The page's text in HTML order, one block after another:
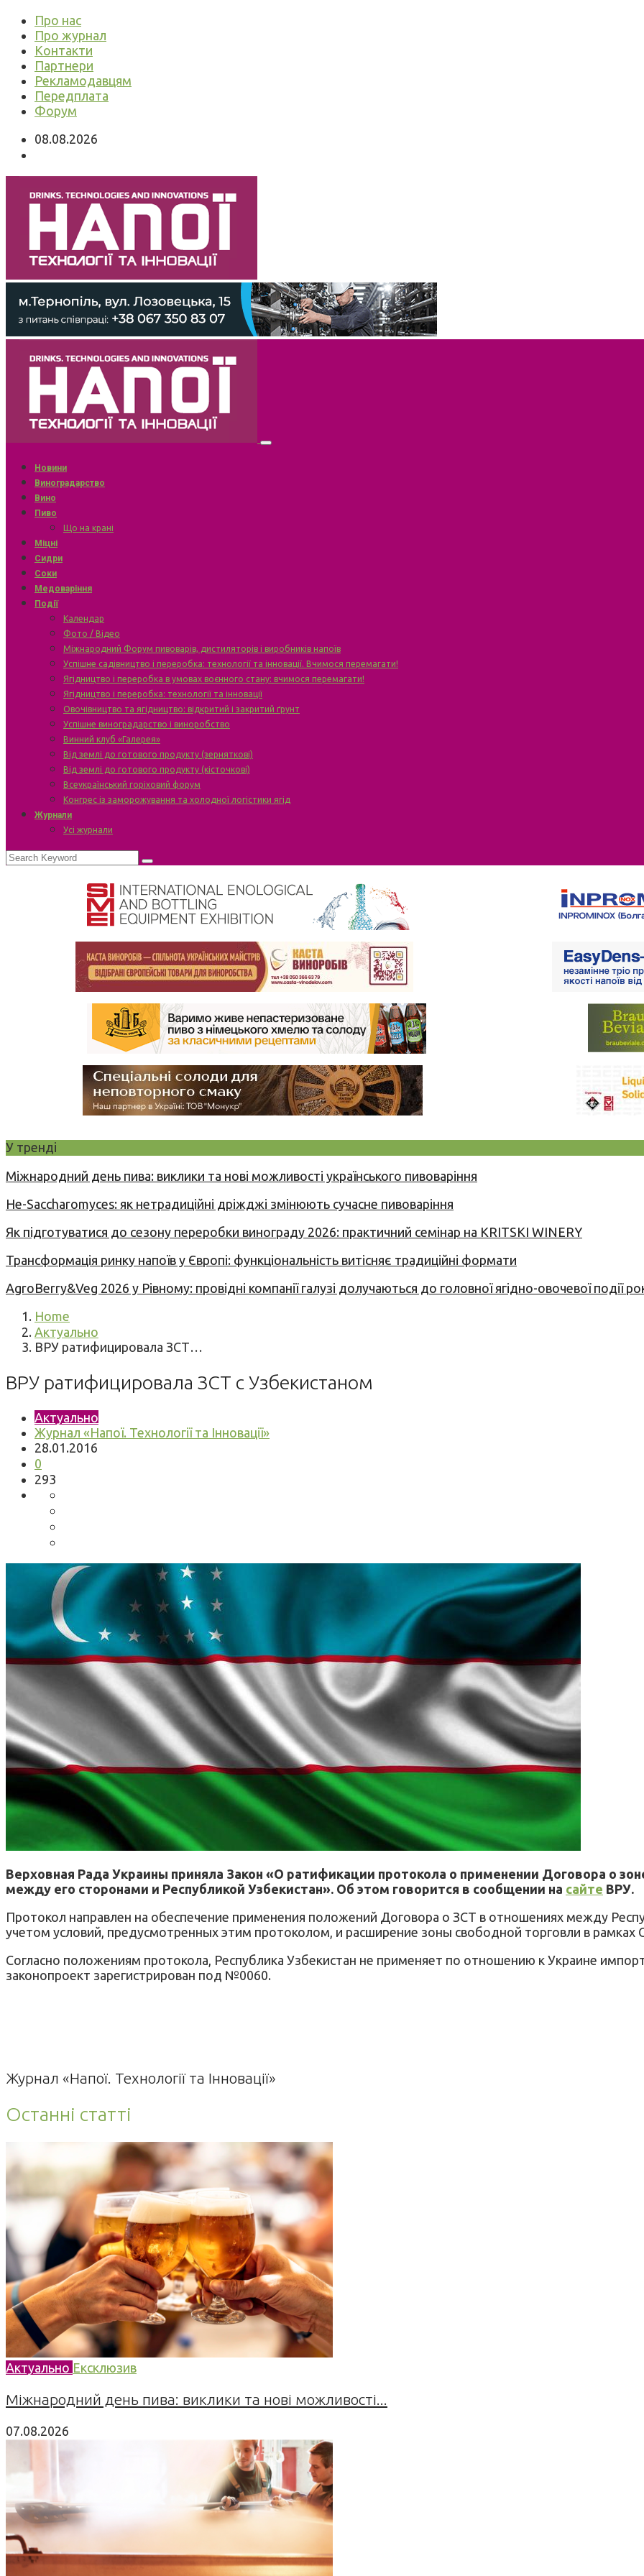
Про нас
Про журнал
Контакти
Партнери
Рекламодавцям
Передплата
Форум
08.08.2026
Новини
Виноградарство
Вино
Пиво
Що на крані
Міцні
Сидри
Соки
Медоваріння
Події
Календар
Фото / Відео
Міжнародний Форум пивоварів, дистиляторів і виробників напоїв
Успішне садівництво і переробка: технології та інновації. Вчимося перемагати!
Ягідництво і переробка в умовах воєнного стану: вчимося перемагати!
Ягідництво і переробка: технології та інновації
Овочівництво та ягідництво: відкритий і закритий ґрунт
Успішне виноградарство і виноробство
Винний клуб «Галерея»
Від землі до готового продукту (зерняткові)
Від землі до готового продукту (кісточкові)
Всеукраїнський горіховий форум
Конгрес із заморожування та холодної логістики ягід
Журнали
Усі журнали
У тренді
Міжнародний день пива: виклики та нові можливості українського пивоваріння
Не-Saccharomyces: як нетрадиційні дріжджі змінюють сучасне пивоваріння
Як підготуватися до сезону переробки винограду 2026: практичний семінар на KRITSKI WINERY
Трансформація ринку напоїв у Європі: функціональність витісняє традиційні формати
AgroBerry&Veg 2026 у Рівному: провідні компанії галузі долучаються до головної ягідно-овочевої події
Home
Актуально
ВРУ ратифицировала ЗСТ…
ВРУ ратифицировала ЗСТ с Узбекистаном
Актуально
Журнал «Напої. Технології та Інновації»
28.01.2016
0
293
Верховная Рада Украины приняла Закон «О ратификации протокола о применении Договора о
между его сторонами и Республикой Узбекистан». Об этом говорится в сообщении на сайте ВРУ.
Протокол направлен на обеспечение применения положений Договора о ЗСТ в отношениях между
учетом условий, предусмотренных этим протоколом, и расширение зоны свободной торговли в рамках
Согласно положениям протокола, Республика Узбекистан не применяет по отношению к Украине
законопроект зарегистрирован под №0060.
Журнал «Напої. Технології та Інновації»
Останні статті
Актуально Ексклюзив
Міжнародний день пива: виклики та нові можливості...
07.08.2026